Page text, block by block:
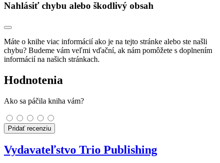
Nahlásiť chybu alebo škodlivý obsah
Máte o knihe viac informácií ako je na tejto stránke alebo ste našli
chybu? Budeme vám veľmi vďační, ak nám pomôžete s doplnením
informácií na našich stránkach.
Hodnotenia
Ako sa páčila kniha vám?
Pridať recenziu
Vydavateľstvo Trio Publishing